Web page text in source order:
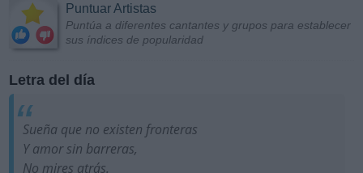
Puntuar Artistas
Puntúa a diferentes cantantes y grupos para establecer
sus índices de popularidad
Letra del día
Sueña que no existen fronteras
Y amor sin barreras,
No mires atrás.